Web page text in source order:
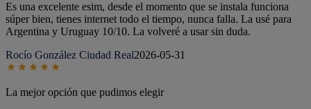
Es una excelente esim, desde el momento que se instala funciona
súper bien, tienes internet todo el tiempo, nunca falla. La usé para
Argentina y Uruguay 10/10. La volveré a usar sin duda.
Rocío González Ciudad Real2026-05-31
La mejor opción que pudimos elegir